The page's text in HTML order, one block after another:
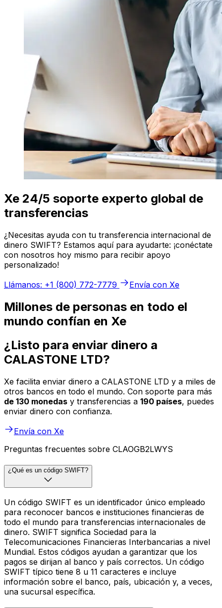
Xe 24/5 soporte experto global de
transferencias
¿Necesitas ayuda con tu transferencia internacional de
dinero SWIFT? Estamos aquí para ayudarte: ¡conéctate
con nosotros hoy mismo para recibir apoyo
personalizado!
Llámanos: +1 (800) 772-7779
Envía con Xe
Millones de personas en todo el
mundo confían en Xe
¿Listo para enviar dinero a
CALASTONE LTD?
Xe facilita enviar dinero a CALASTONE LTD y a miles de
otros bancos en todo el mundo. Con soporte para más
de 130 monedas y transferencias a 190 países, puedes
enviar dinero con confianza.
Envía con Xe
Preguntas frecuentes sobre CLAOGB2LWYS
¿Qué es un código SWIFT?
Un código SWIFT es un identificador único empleado
para reconocer bancos e instituciones financieras de
todo el mundo para transferencias internacionales de
dinero. SWIFT significa Sociedad para la
Telecomunicaciones Financieras Interbancarias a nivel
Mundial. Estos códigos ayudan a garantizar que los
pagos se dirijan al banco y país correctos. Un código
SWIFT típico tiene 8 u 11 caracteres e incluye
información sobre el banco, país, ubicación y, a veces,
una sucursal específica.